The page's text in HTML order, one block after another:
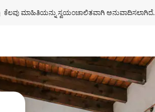
ಕೆಲವು ಮಾಹಿತಿಯನ್ನು ಸ್ವಯಂಚಾಲಿತವಾಗಿ ಅನುವಾದಿಸಲಾಗಿದೆ.